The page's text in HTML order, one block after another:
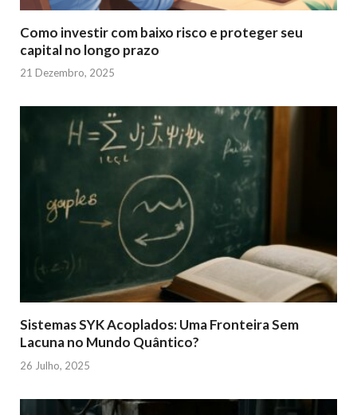
Como investir com baixo risco e proteger seu
capital no longo prazo
21 Dezembro, 2025
Sistemas SYK Acoplados: Uma Fronteira Sem
Lacuna no Mundo Quântico?
26 Julho, 2025